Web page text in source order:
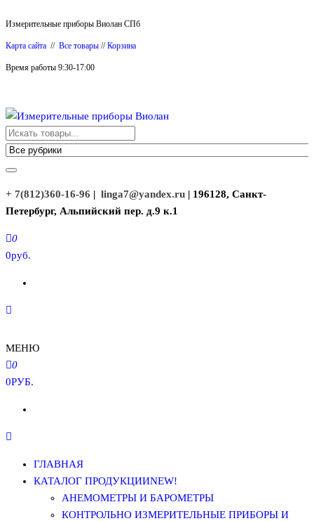
к
содержимому
Измерительные приборы Виолан СПб
Карта сайта // Все товары //Корзина
Время работы 9:30-17:00
Измерительные приборы Виолан
+ 7(812)360-16-96 | linga7@yandex.ru | 196128, Санкт-
Петербург, Альпийский пер. д.9 к.1
0
0руб.
МЕНЮ
0
0РУБ.
ГЛАВНАЯ
КАТАЛОГ ПРОДУКЦИИNEW!
АНЕМОМЕТРЫ И БАРОМЕТРЫ
КОНТРОЛЬНО ИЗМЕРИТЕЛЬНЫЕ ПРИБОРЫ И